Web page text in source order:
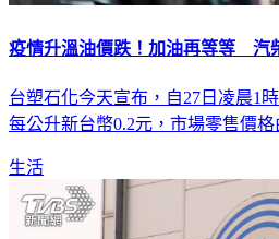
疫情升溫油價跌！加油再等等 汽
台塑石化今天宣布，自27日凌晨1
每公升新台幣0.2元，市場零售價格
生活